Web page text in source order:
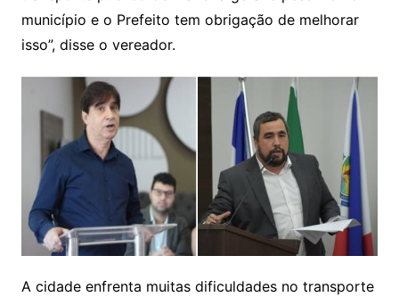
município e o Prefeito tem obrigação de melhorar
isso”, disse o vereador.
A cidade enfrenta muitas dificuldades no transporte